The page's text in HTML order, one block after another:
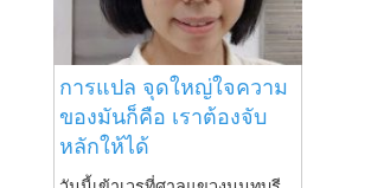
การแปล จุดใหญ่ใจความ
ของมันก็คือ เราต้องจับ
หลักให้ได้